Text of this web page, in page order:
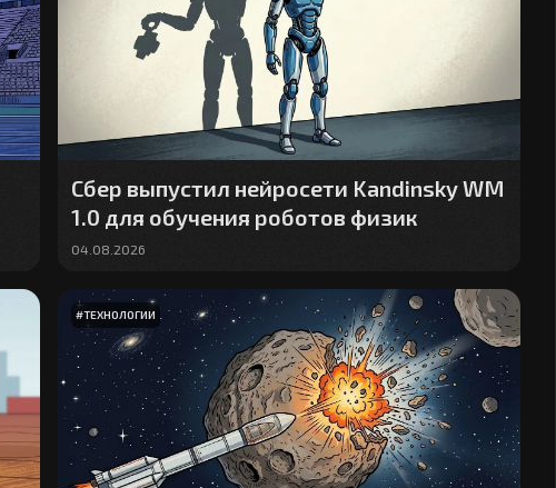
Сбер выпустил нейросети Kandinsky WM
1.0 для обучения роботов физик
04.08.2026
#ТЕХНОЛОГИИ